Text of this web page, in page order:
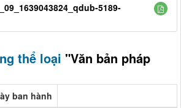
5189-
thể loại "Văn bản pháp
ban hành